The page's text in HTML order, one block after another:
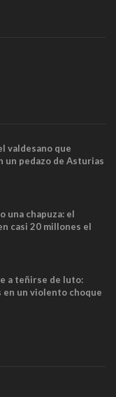
valdesano que
un pedazo de Asturias
una chapuza: el
casi 20 millones el
no cabían por los
a teñirse de luto:
en un violento choque